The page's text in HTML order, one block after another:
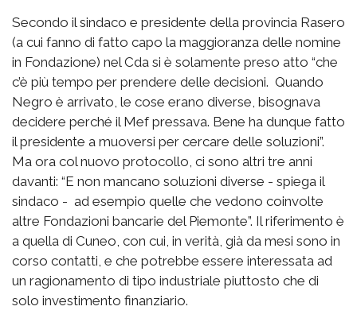
Secondo il sindaco e presidente della provincia Rasero
(a cui fanno di fatto capo la maggioranza delle nomine
in Fondazione) nel Cda si è solamente preso atto “che
c’è più tempo per prendere delle decisioni. Quando
Negro è arrivato, le cose erano diverse, bisognava
decidere perché il Mef pressava. Bene ha dunque fatto
il presidente a muoversi per cercare delle soluzioni”.
Ma ora col nuovo protocollo, ci sono altri tre anni
davanti: “E non mancano soluzioni diverse - spiega il
sindaco - ad esempio quelle che vedono coinvolte
altre Fondazioni bancarie del Piemonte”. Il riferimento è
a quella di Cuneo, con cui, in verità, già da mesi sono in
corso contatti, e che potrebbe essere interessata ad
un ragionamento di tipo industriale piuttosto che di
solo investimento finanziario.